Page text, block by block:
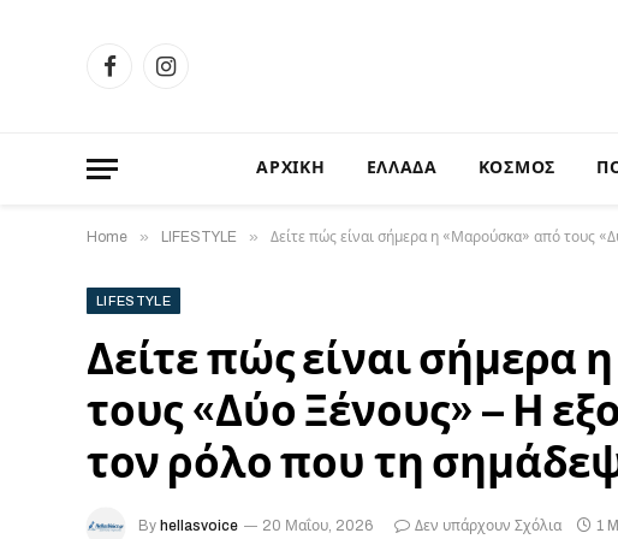
FacebookInstagram
ΑΡΧΙΚΗ ΕΛΛΑΔΑ ΚΟΣΜΟΣ
Home » LIFESTYLE » Δείτε πώς είναι σήμερα η «Μαρούσκα» από τους
LIFESTYLE
Δείτε πώς είναι σήμερα
τους «Δύο Ξένους» – Η
τον ρόλο που τη
By hellasvoice 20 Μαΐου, 2026 Δεν υπάρχουν Σχόλια 1